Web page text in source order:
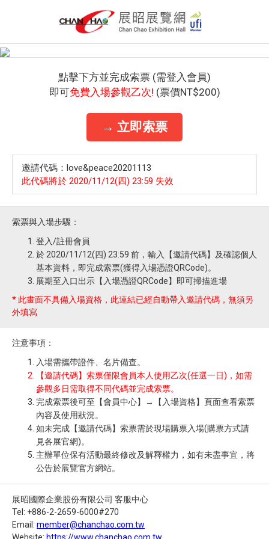
點擊下方並完成索票 (需登入會員)
即可免費入場參觀乙次! (票價NT$200)
→ 立即索票
邀請代碼：love&peace20201113
此代碼將於 2020/11/12(四) 23:59 失效
索票與入場步驟：
登入/註冊會員
於 2020/11/12(四) 23:59 前，輸入【邀請代碼】及確認個人
基本資料，即完成索票(獲得入場憑證QRCode)。
展期至入口出示【入場憑證QRCode】即可掃描進場
* 此畫面不具備入場資格，此連結已經自動帶入邀請代碼，無須另
外填寫
注意事項：
入場需攜帶證件、名片備查。
【邀請代碼】索票僅限會員本人使用乙次(任選一日)，如需
參觀多日需取得不同代碼並完成索票。
完成索票後可至【會員中心】→【入場資格】頁面查看索票
內容及使用狀況。
如未完成【邀請代碼】索票需於現場購票入場(購票方式請
見各展官網)。
主辦單位保有活動最終修改及解釋權力，如有未盡事宜，將
公告於展覽官方網站。
展昭國際企業股份有限公司 客服中心
Tel: +886-2-2659-6000#270
Email: member@chanchao.com.tw
Website: https://www.chanchao.com.tw